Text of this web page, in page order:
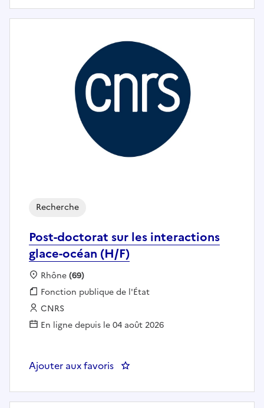
Post-doctorat sur les interactions
glace-océan (H/F)
Recherche
Localisation :
Rhône(69)
Fonction publique :
Fonction publique de l'État
Employeur :
CNRS
En ligne depuis le 04 août 2026
Ajouter aux favoris : Post-doctorat sur les